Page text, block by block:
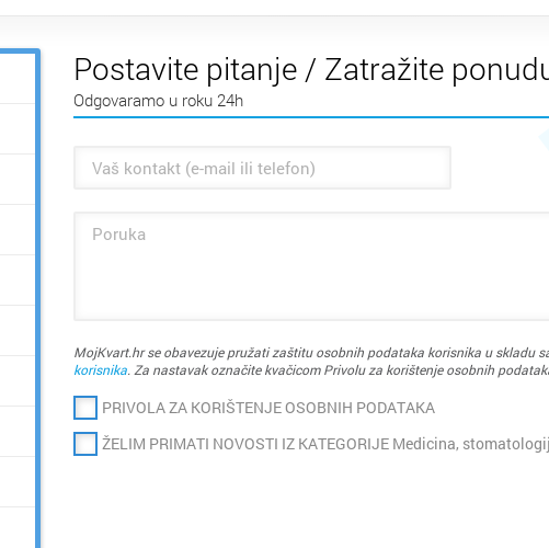
Postavite pitanje / Zatražite
Odgovaramo u roku 24h
MojKvart.hr se obavezuje pružati zaštitu osobnih podataka korisnika u skladu
korisnika. Za nastavak označite kvačicom Privolu za korištenje osobnih
PRIVOLA ZA KORIŠTENJE OSOBNIH PODATAKA
ŽELIM PRIMATI NOVOSTI IZ KATEGORIJE Medicina,